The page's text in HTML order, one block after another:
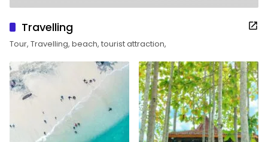
Travelling
Tour, Travelling, beach, tourist attraction,